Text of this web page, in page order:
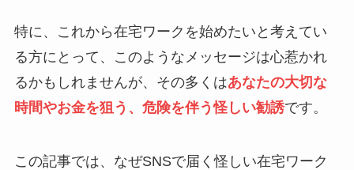
特に、これから在宅ワークを始めたいと考えてい
る方にとって、このようなメッセージは心惹かれ
るかもしれませんが、その多くはあなたの大切な
時間やお金を狙う、危険を伴う怪しい勧誘です。
この記事では、なぜSNSで届く怪しい在宅ワーク